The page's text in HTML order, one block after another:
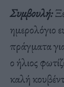
Συμβουλή:
ημερολόγιο
πράγματα
ο ήλιος
καλή